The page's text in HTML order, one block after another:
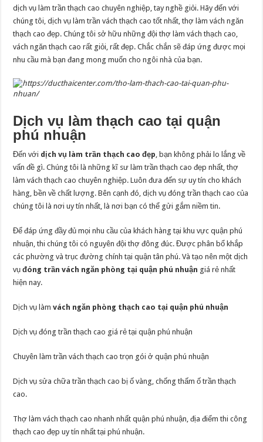
dịch vụ làm trần thạch cao chuyên nghiệp, tay nghề giỏi. Hãy đến với
chúng tôi, dịch vụ làm trần vách thạch cao tốt nhất, thợ làm vách ngăn
thạch cao đẹp. Chúng tôi sở hữu những đội thợ làm vách thạch cao,
vách ngăn thạch cao rất giỏi, rất đẹp. Chắc chắn sẽ đáp ứng được mọi
nhu cầu mà bạn đang mong muốn cho ngôi nhà của bạn.
Dịch vụ làm thạch cao tại quận
phú nhuận
Đến với dịch vụ làm trần thạch cao đẹp, bạn không phải lo lắng về
vấn đề gì. Chúng tôi là những kĩ sư làm trần thạch cao đẹp nhất, thợ
làm vách thạch cao chuyên nghiệp. Luôn đưa đến sự uy tín cho khách
hàng, bền về chất lượng. Bên cạnh đó, dịch vụ đóng trần thạch cao của
chúng tôi là nơi uy tín nhất, là nơi bạn có thể gửi gắm niềm tin.
Để đáp ứng đầy đủ mọi nhu cầu của khách hàng tại khu vực quận phú
nhuận, thi chúng tôi có nguyên đội thợ đông đúc. Được phân bổ khắp
các phường và trục đường chính tại quận tân phú. Và tạo nên một dịch
vụ đóng trần vách ngăn phòng tại quận phú nhuận giá rẻ nhất
hiện nay.
Dịch vụ làmvách ngăn phòng thạch cao tại quận phú nhuận
Dịch vụ đóng trần thạch cao giá rẻ tại quận phú nhuận
Chuyên làm trần vách thạch cao trọn gói ở quận phú nhuận
Dịch vụ sửa chữa trần thạch cao bị ố vàng, chống thấm ố trần thạch
cao.
Thợ làm vách thạch cao nhanh nhất quận phú nhuận, địa điểm thi công
thạch cao đẹp uy tín nhất tại phú nhuận.